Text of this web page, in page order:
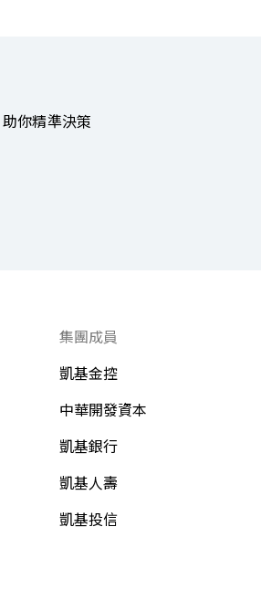
你精準決策
集團成員
凱基金控
中華開發資本
凱基銀行
凱基人壽
凱基投信